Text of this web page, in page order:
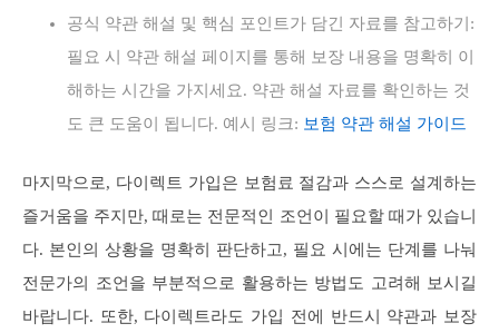
공식 약관 해설 및 핵심 포인트가 담긴 자료를 참고하기:
필요 시 약관 해설 페이지를 통해 보장 내용을 명확히 이
해하는 시간을 가지세요. 약관 해설 자료를 확인하는 것
도 큰 도움이 됩니다. 예시 링크: 보험 약관 해설 가이드
마지막으로, 다이렉트 가입은 보험료 절감과 스스로 설계하는
즐거움을 주지만, 때로는 전문적인 조언이 필요할 때가 있습니
다. 본인의 상황을 명확히 판단하고, 필요 시에는 단계를 나눠
전문가의 조언을 부분적으로 활용하는 방법도 고려해 보시길
바랍니다. 또한, 다이렉트라도 가입 전에 반드시 약관과 보장